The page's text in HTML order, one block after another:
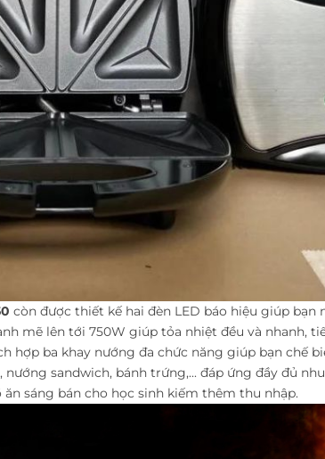
còn được thiết kế hai đèn LED báo hiệu giúp bạn
mẽ lên tới 750W giúp tỏa nhiệt đều và nhanh,
hợp ba khay nướng đa chức năng giúp bạn chế
sandwich, bánh trứng,... đáp ứng đầy đủ
sáng bán cho học sinh kiếm thêm thu nhập.